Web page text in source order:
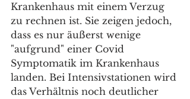
Krankenhaus mit einem Verzug
zu rechnen ist. Sie zeigen jedoch,
dass es nur äußerst wenige
"aufgrund" einer Covid
Symptomatik im Krankenhaus
landen. Bei Intensivstationen wird
das Verhältnis noch deutlicher